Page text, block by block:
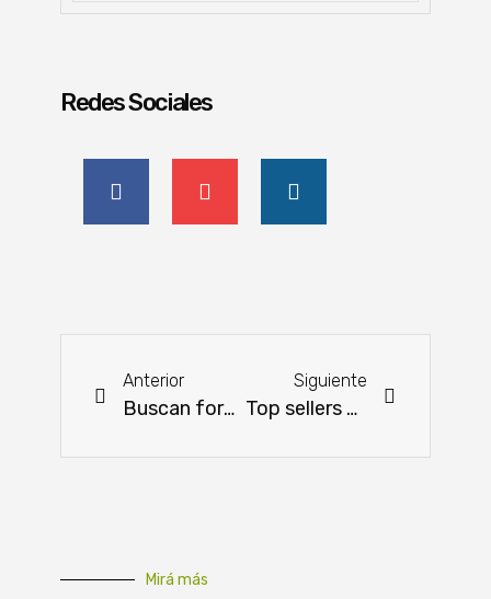
Redes Sociales
Anterior
Buscan formalizar artesanos y expandir mercados
Siguiente
Top sellers 2024: Lactolanda es líder en cuatro categorías
Mirá más